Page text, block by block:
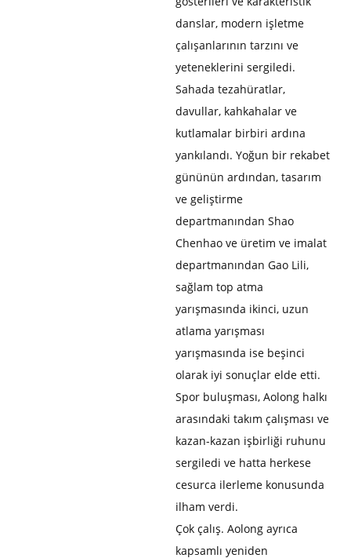
danslar, modern işletme
çalışanlarının tarzını ve
yeteneklerini sergiledi.
Sahada tezahüratlar,
davullar, kahkahalar ve
kutlamalar birbiri ardına
yankılandı. Yoğun bir rekabet
gününün ardından, tasarım
ve geliştirme
departmanından Shao
Chenhao ve üretim ve imalat
departmanından Gao Lili,
sağlam top atma
yarışmasında ikinci, uzun
atlama yarışması
yarışmasında ise beşinci
olarak iyi sonuçlar elde etti.
Spor buluşması, Aolong halkı
arasındaki takım çalışması ve
kazan-kazan işbirliği ruhunu
sergiledi ve hatta herkese
cesurca ilerleme konusunda
ilham verdi.
Çok çalış. Aolong ayrıca
kapsamlı yeniden